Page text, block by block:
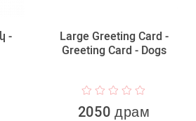
-
Large Greeting Card -
Greeting Card - Dogs
2050 драм